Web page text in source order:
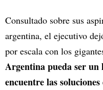
Consultado sobre sus
argentina, el ejecutivo
por escala con los
Argentina pueda ser
encuentre las